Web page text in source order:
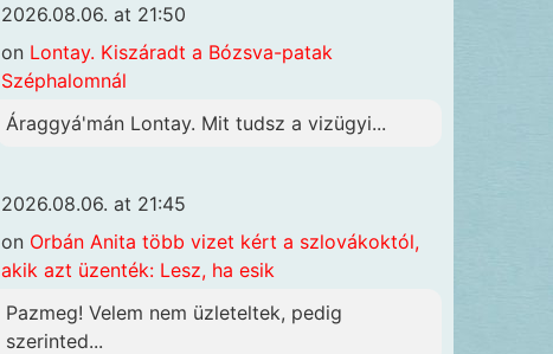
2026.08.06. at 21:50
on Lontay. Kiszáradt a Bózsva-patak
Széphalomnál
Áraggyá'mán Lontay. Mit tudsz a vizügyi...
2026.08.06. at 21:45
on Orbán Anita több vizet kért a szlovákoktól,
akik azt üzenték: Lesz, ha esik
Pazmeg! Velem nem üzleteltek, pedig
szerinted...